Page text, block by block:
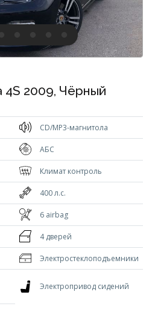
4S 2009, Чёрный
CD/MP3-магнитола
АБС
Климат контроль
400 л.с.
6 airbag
4 дверей
Электростеклоподъемники
Электропривод сидений